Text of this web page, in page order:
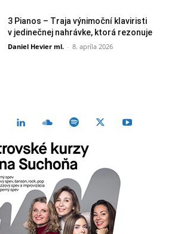
3 Pianos – Traja výnimoční klaviristi
v jedinečnej nahrávke, ktorá rezonuje
Daniel Hevier ml. - 8. apríla 2026